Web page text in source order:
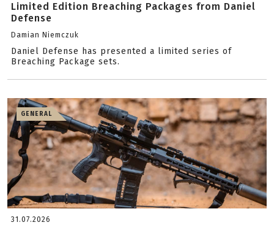
Limited Edition Breaching Packages from Daniel
Defense
Damian Niemczuk
Daniel Defense has presented a limited series of
Breaching Package sets.
GENERAL
31.07.2026